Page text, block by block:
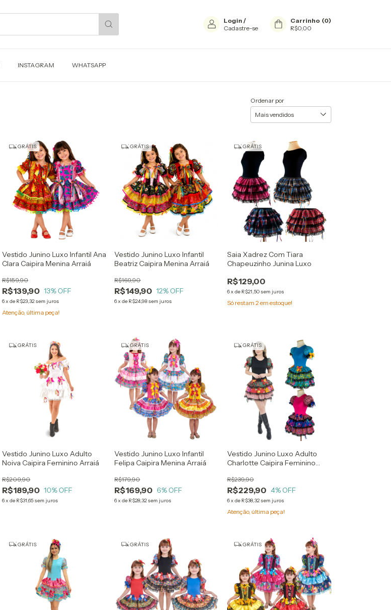
Login /
Cadastre-se
Carrinho (0)
R$0,00
INSTAGRAM WHATSAPP
Ordenar por
GRÁTIS
Vestido Junino Luxo Infantil Ana
Clara Caipira Menina Arraiá
R$139,90
R$159,90
13% OFF
6x de R$23,32 sem juros
Atenção, última peça!
GRÁTIS
Vestido Junino Luxo Infantil
Beatriz Caipira Menina Arraiá
R$149,90
R$169,90
12% OFF
6xde R$24,98 sem juros
GRÁTIS
Saia Xadrez Com Tiara
Chapeuzinho Junina Luxo
R$129,00
6x de R$21,50 sem juros
Só restam 2em estoque!
GRÁTIS
Vestido Junino Luxo Adulto
Noiva Caipira Feminino Arraiá
R$189,90
R$209,90
10% OFF
6x de R$31,65 sem juros
GRÁTIS
Vestido Junino Luxo Infantil
Felipa Caipira Menina Arraiá
R$169,90
R$179,90
6% OFF
6xde R$28,32 sem juros
GRÁTIS
Vestido Junino Luxo Adulto
Charlotte Caipira Feminino
R$229,90
R$239,90
4% OFF
6x de R$38,32 sem juros
Atenção, última peça!
GRÁTIS GRÁTIS GRÁTIS